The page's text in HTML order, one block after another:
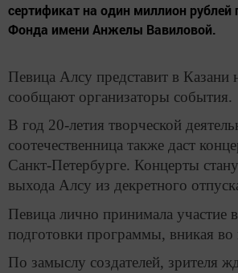
сертификат на один миллион рублей
Фонда имени Анжелы Вавиловой.
Певица Алсу представит в Казани
сообщают организаторы события.
В год 20-летия творческой
соотечественница также даст
Санкт-Петербурге. Концерты
выхода Алсу из декретного
Певица лично принимала участие
подготовки программы, вникая во
По замыслу создателей, зрителя